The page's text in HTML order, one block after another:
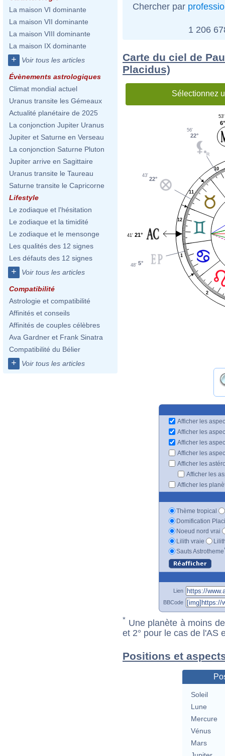
La maison VI dominante
La maison VII dominante
La maison VIII dominante
La maison IX dominante
+ Voir tous les articles
Évènements astrologiques
Climat mondial actuel
Uranus transite les Gémeaux
Actualité planétaire de 2025
La conjonction Jupiter Uranus
Jupiter et Saturne en Verseau
La conjonction Saturne Pluton
Jupiter arrive en Sagittaire
Uranus transite le Taureau
Saturne transite le Capricorne
Lifestyle
Le zodiaque et l'hésitation
Le zodiaque et la timidité
Le zodiaque et le mensonge
Les qualités des 12 signes
Les défauts des 12 signes
+ Voir tous les articles
Compatibilité
Astrologie et compatibilité
Affinités et conseils
Affinités de couples célèbres
Ava Gardner et Frank Sinatra
Compatibilité du Bélier
+ Voir tous les articles
Chercher par
1 206
Carte du ciel de
Placidus)
Sélectionnez
1
2
10
11
12
6°
53'
22°
56'
22°
43'
21°
41'
5°
48'
Afficher les
Afficher les
Afficher les
Afficher les
Afficher les
Afficher les
Afficher les
Thème tropical
Domification
Noeud nord vrai
Lilith vraie
Sauts Astrotheme
Lien
BBCode
* Une planète à moins
et 2° pour le cas de l'AS
Positions et
Soleil
Lune
Mercure
Vénus
Mars